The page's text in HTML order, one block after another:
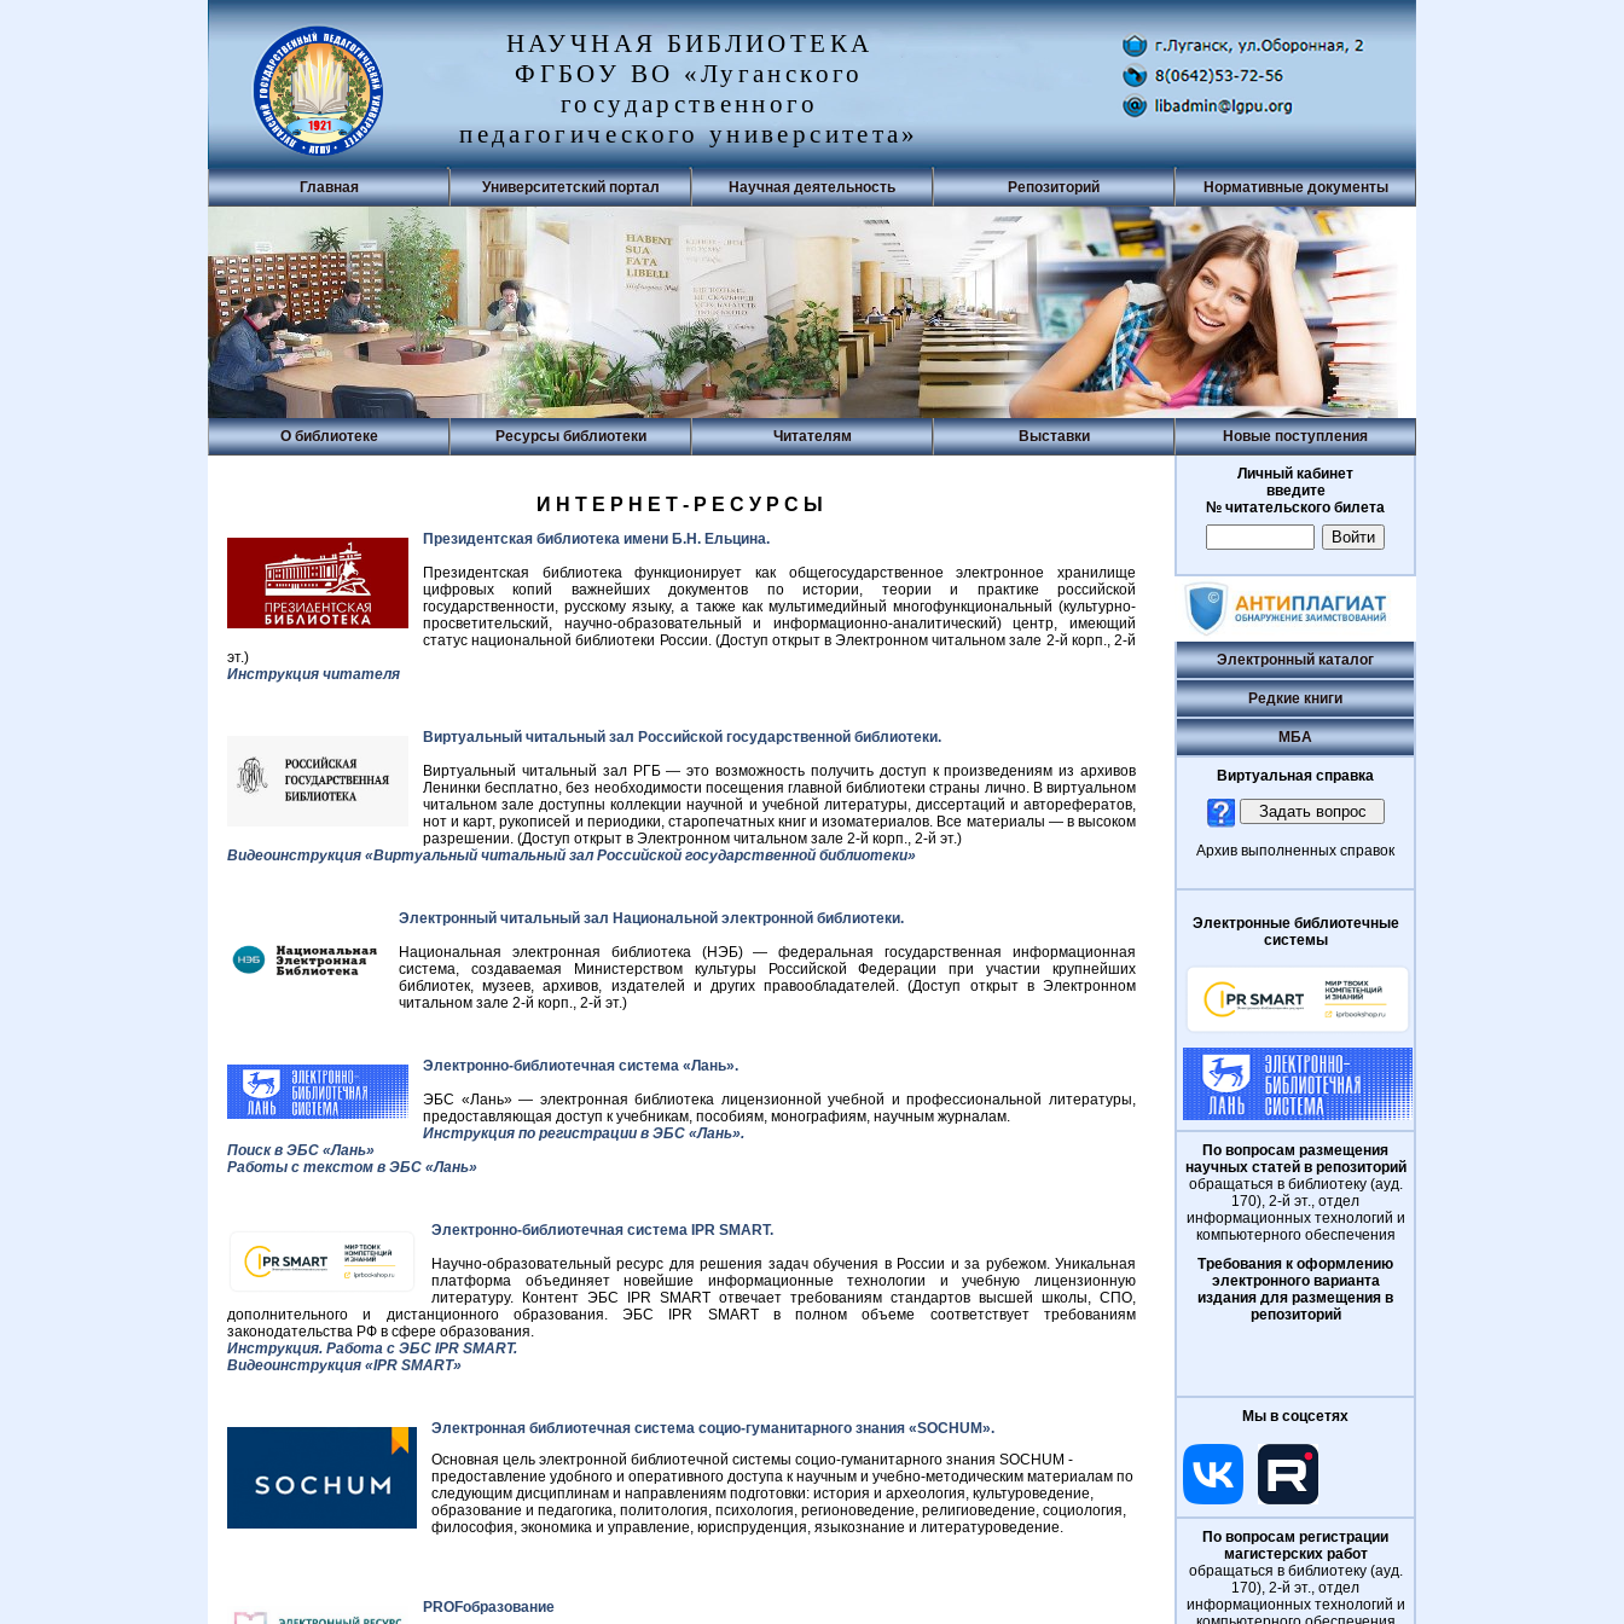
НАУЧНАЯ БИБЛИОТЕКА
ФГБОУ ВО «Луганского
государственного
педагогического университета»
Главная Университетский портал Научная деятельность Репозиторий Нормативные документы
О библиотеке Ресурсы библиотеки Читателям Выставки Новые поступления
ИНТЕРНЕТ-РЕСУРСЫ
Президентская библиотека имени Б.Н. Ельцина.
Президентская библиотека функционирует как общегосударственное электронное хранилище
цифровых копий важнейших документов по истории, теории и практике российской
государственности, русскому языку, а также как мультимедийный многофункциональный (культурно-
просветительский, научно-образовательный и информационно-аналитический) центр, имеющий
статус национальной библиотеки России. (Доступ открыт в Электронном читальном зале 2-й корп., 2-й
эт.)
Инструкция читателя
Виртуальный читальный зал Российской государственной библиотеки.
Виртуальный читальный зал РГБ — это возможность получить доступ к произведениям из архивов
Ленинки бесплатно, без необходимости посещения главной библиотеки страны лично. В виртуальном
читальном зале доступны коллекции научной и учебной литературы, диссертаций и авторефератов,
нот и карт, рукописей и периодики, старопечатных книг и изоматериалов. Все материалы — в высоком
разрешении. (Доступ открыт в Электронном читальном зале 2-й корп., 2-й эт.)
Видеоинструкция «Виртуальный читальный зал Российской государственной библиотеки»
Электронный читальный зал Национальной электронной библиотеки.
Национальная электронная библиотека (НЭБ) — федеральная государственная информационная
система, создаваемая Министерством культуры Российской Федерации при участии крупнейших
библиотек, музеев, архивов, издателей и других правообладателей. (Доступ открыт в Электронном
читальном зале 2-й корп., 2-й эт.)
Электронно-библиотечная система «Лань».
ЭБС «Лань» — электронная библиотека лицензионной учебной и профессиональной литературы,
предоставляющая доступ к учебникам, пособиям, монографиям, научным журналам.
Инструкция по регистрации в ЭБС «Лань».
Поиск в ЭБС «Лань»
Работы с текстом в ЭБС «Лань»
Электронно-библиотечная система IPR SMART.
Научно-образовательный ресурс для решения задач обучения в России и за рубежом. Уникальная
платформа объединяет новейшие информационные технологии и учебную лицензионную
литературу. Контент ЭБС IPR SMART отвечает требованиям стандартов высшей школы, СПО,
дополнительного и дистанционного образования. ЭБС IPR SMART в полном объеме соответствует требованиям
законодательства РФ в сфере образования.
Инструкция. Работа с ЭБС IPR SMART.
Видеоинструкция «IPR SMART»
Электронная библиотечная система социо-гуманитарного знания «SOCHUM».
Основная цель электронной библиотечной системы социо-гуманитарного знания SOCHUM -
предоставление удобного и оперативного доступа к научным и учебно-методическим материалам по
следующим дисциплинам и направлениям подготовки: история и археология, культуроведение,
образование и педагогика, политология, психология, регионоведение, религиоведение, социология,
философия, экономика и управление, юриспруденция, языкознание и литературоведение.
PROFобразование
Личный кабинет
введите
№ читательского билета
Электронный каталог
Редкие книги
МБА
Виртуальная справка
Архив выполненных справок
Электронные библиотечные
системы
По вопросам размещения
научных статей в репозиторий
обращаться в библиотеку (ауд.
170), 2-й эт., отдел
информационных технологий и
компьютерного обеспечения
Требования к оформлению
электронного варианта
издания для размещения в
репозиторий
Мы в соцсетях
По вопросам регистрации
магистерских работ
обращаться в библиотеку (ауд.
170), 2-й эт., отдел
информационных технологий и